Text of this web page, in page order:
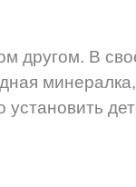
другом. В